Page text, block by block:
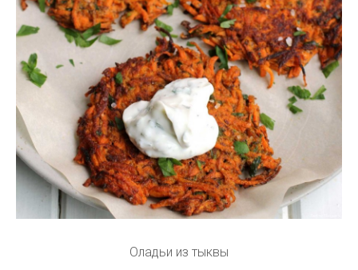
Оладьи из тыквы